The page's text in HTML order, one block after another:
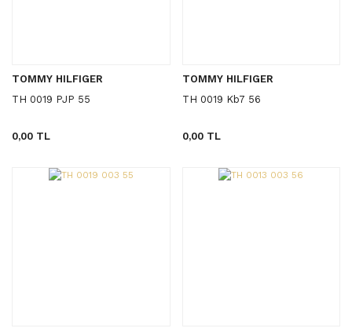
TOMMY HILFIGER
TH 0019 PJP 55
0,00 TL
TOMMY HILFIGER
TH 0019 Kb7 56
0,00 TL